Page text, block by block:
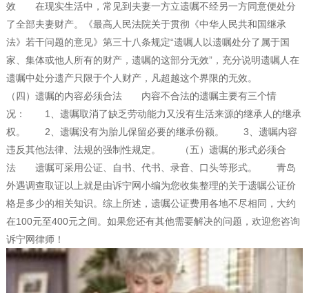
效 在现实生活中，常见到夫妻一方立遗嘱不经另一方同意便处分
了全部夫妻财产。《最高人民法院关于贯彻《中华人民共和国继承
法》若干问题的意见》第三十八条规定“遗嘱人以遗嘱处分了属于国
家、集体或他人所有的财产，遗嘱的这部分无效”，充分说明遗嘱人在
遗嘱中处分遗产只限于个人财产，凡超越这个界限的无效。
（四）遗嘱的内容必须合法 内容不合法的遗嘱主要有三个情
况： 1、遗嘱取消了缺乏劳动能力又没有生活来源的继承人的继承
权。 2、遗嘱没有为胎儿保留必要的继承份额。 3、遗嘱内容
违反其他法律、法规的强制性规定。 （五）遗嘱的形式必须合
法 遗嘱可采用公证、自书、代书、录音、口头等形式。 青岛
外遇调查取证以上就是由诉宁网小编为您收集整理的关于遗嘱公证价
格是多少的相关知识。综上所述，遗嘱公证费用各地不尽相同，大约
在100元至400元之间。如果您还有其他需要解决的问题，欢迎您咨询
诉宁网律师！